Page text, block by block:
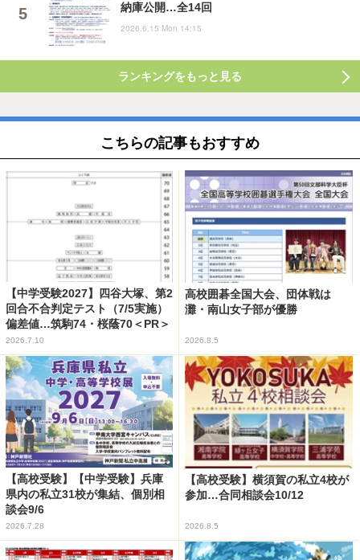
納庫公開…全14回
2026.6.15 Mon 14:15
ランキングをもっと見る
こちらの記事もおすすめ
【中学受験2027】四谷大塚、第2
回合不合判定テスト（7/5実施）
偏差値…筑駒74・桜蔭70＜PR＞
2026.7.10
高校囲碁全国大会、団体戦は
灘・南山女子部が優勝
2026.8.5
【高校受験】【中学受験】兵庫
県内の私立31校が集結、個別相
談会9/6
2026.7.28
【高校受験】横須賀の私立4校が
参加…合同相談会10/12
2026.8.5